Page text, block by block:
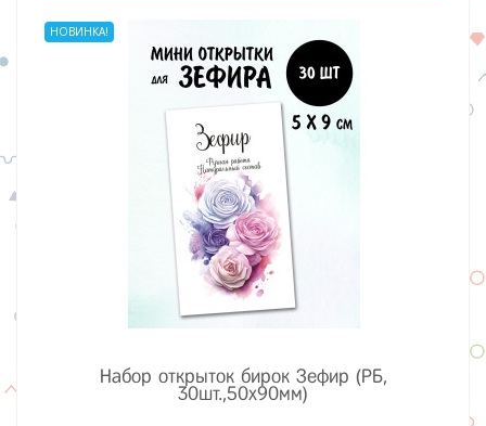
НОВИНКА!
Набор открыток бирок Зефир (РБ,
30шт.,50х90мм)